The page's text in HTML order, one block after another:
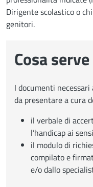
Dirigente scolastico o
genitori.
Cosa serve
I documenti
da presentare a cura
il verbale di
l’handicap ai
il modulo di
compilato e
e/o dallo